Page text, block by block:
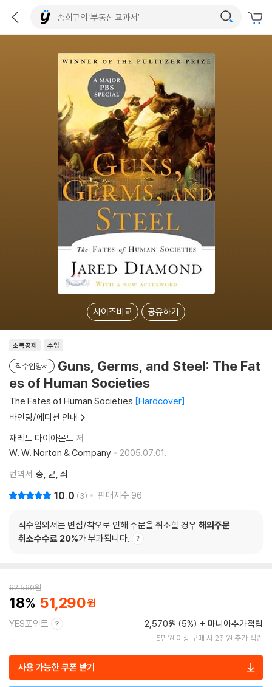
사이즈비교 공유하기
소득공제 수입
직수입양서
Guns, Germs, and Steel: The Fat
es of Human Societies
The Fates of Human Societies Hardcover
바인딩/에디션 안내
재레드 다이아몬드 저
W. W. Norton & Company
2005.07.01.
번역서 총, 균, 쇠
10.0 3 판매지수 96
직수입외서는 변심/착오로 인해 주문을 취소할 경우 해외주문
취소수수료 20%가 부과됩니다.
62,560원
18 51,290
YES포인트 2,570원 (5%) 마니아추가적립
5만원 이상 구매 시 2천원 추가 적립
사용 가능한 쿠폰 받기